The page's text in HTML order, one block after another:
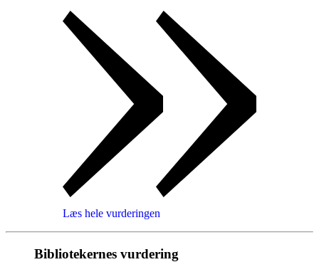
Læs hele vurderingen
Bibliotekernes vurdering